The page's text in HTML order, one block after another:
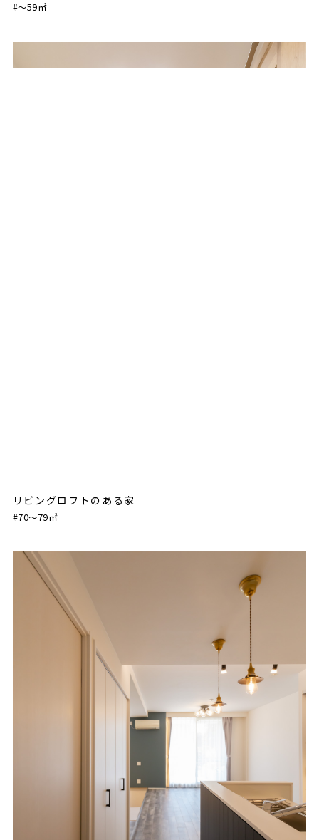
#〜59㎡
リビングロフトのある家
#70〜79㎡